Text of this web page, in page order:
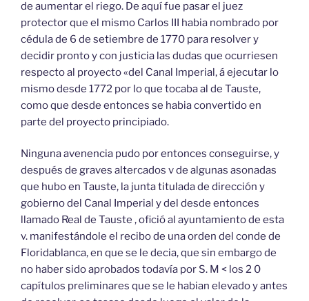
de aumentar el riego. De aquí fue pasar el juez
protector que el mismo Carlos III habia nombrado por
cédula de 6 de setiembre de 1770 para resolver y
decidir pronto y con justicia las dudas que ocurriesen
respecto al proyecto «del Canal Imperial, á ejecutar lo
mismo desde 1772 por lo que tocaba al de Tauste,
como que desde entonces se habia convertido en
parte del proyecto principiado.
Ninguna avenencia pudo por entonces conseguirse, y
después de graves altercados v de algunas asonadas
que hubo en Tauste, la junta titulada de dirección y
gobierno del Canal Imperial y del desde entonces
llamado Real de Tauste , ofició al ayuntamiento de esta
v. manifestándole el recibo de una orden del conde de
Floridablanca, en que se le decia, que sin embargo de
no haber sido aprobados todavía por S. M < los 2 0
capítulos preliminares que se le habian elevado y antes